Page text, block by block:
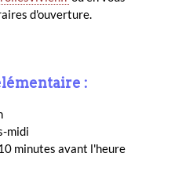
d'ouverture.
:
midi
minutes avant l'heure